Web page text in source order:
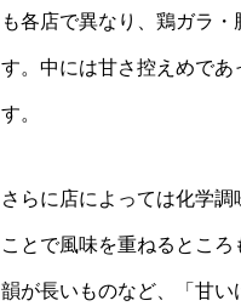
も各店で異なり、鶏ガラ
す。中には甘さ控えめで
す。
さらに店によっては化学
ことで風味を重ねるとこ
韻が長いものなど、「甘い